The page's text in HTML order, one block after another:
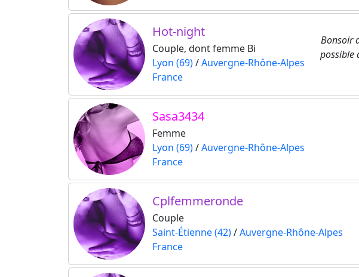
Hot-night
Couple, dont femme Bi
Lyon (69)/Auvergne-Rhône-Alpes
France
Bonsoir
possible
Sasa3434
Femme
Lyon (69)/Auvergne-Rhône-Alpes
France
Cplfemmeronde
Couple
Saint-Étienne (42)/Auvergne-Rhône-Alpes
France